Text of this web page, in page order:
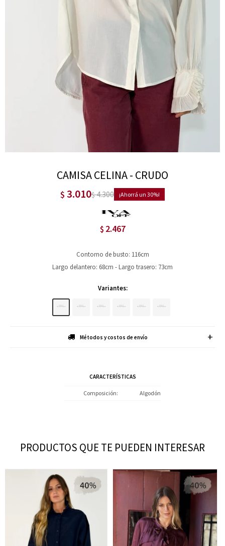
CAMISA CELINA - CRUDO
$ 3.010$4.300 30
$ 2.467
Contorno de busto: 116cm
Largo delantero: 68cm - Largo trasero: 73cm
Variantes:
Métodos y costos de envío
CARACTERÍSTICAS
Composición Algodón
PRODUCTOS QUE TE PUEDEN INTERESAR